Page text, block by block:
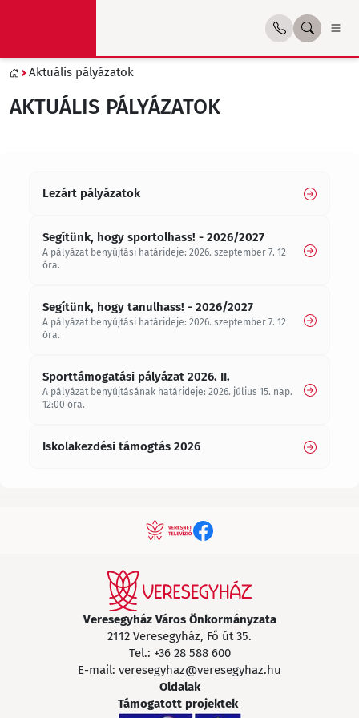
Aktuális pályázatok
AKTUÁLIS PÁLYÁZATOK
Lezárt pályázatok
Segítünk, hogy sportolhass! - 2026/2027
A pályázat benyújtási határideje: 2026. szeptember 7. 12
óra.
Segítünk, hogy tanulhass! - 2026/2027
A pályázat benyújtási határideje: 2026. szeptember 7. 12
óra.
Sporttámogatási pályázat 2026. II.
A pályázat benyújtásának határideje: 2026. július 15. nap.
12:00 óra.
Iskolakezdési támogtás 2026
Veresegyház Város Önkormányzata
2112 Veresegyház, Fő út 35.
Tel.: +36 28 588 600
E-mail: veresegyhaz@veresegyhaz.hu
Oldalak
Támogatott projektek